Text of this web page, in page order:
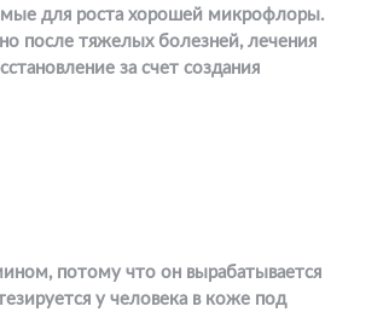
для роста хорошей микрофлоры.
после тяжелых болезней, лечения
за счет создания
потому что он вырабатывается
у человека в коже под